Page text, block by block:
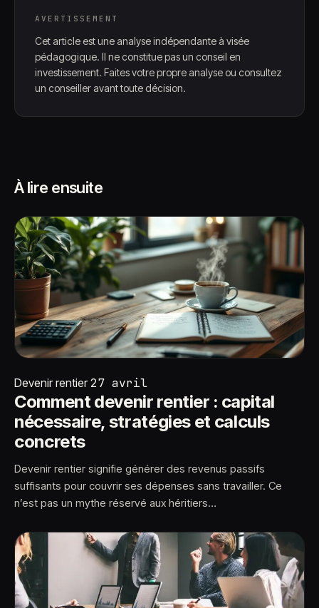
AVERTISSEMENT
Cet article est une analyse indépendante à visée
pédagogique. Il ne constitue pas un conseil en
investissement. Faites votre propre analyse ou consultez
un conseiller avant toute décision.
À lire ensuite
Devenir rentier 27 avril
Comment devenir rentier : capital
nécessaire, stratégies et calculs
concrets
Devenir rentier signifie générer des revenus passifs
suffisants pour couvrir ses dépenses sans travailler. Ce
n’est pas un mythe réservé aux héritiers…